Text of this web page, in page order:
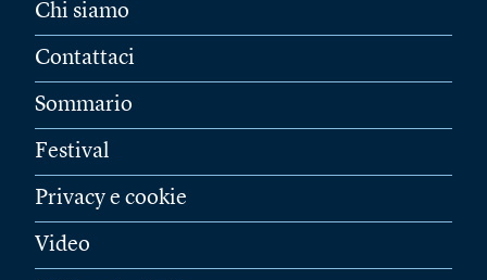
Chi siamo
Contattaci
Sommario
Festival
Privacy e cookie
Video